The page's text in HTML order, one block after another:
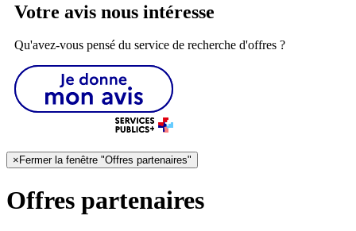
Votre avis nous intéresse
Qu'avez-vous pensé du service de recherche d'offres ?
× Fermer la fenêtre "Offres partenaires"
Offres partenaires